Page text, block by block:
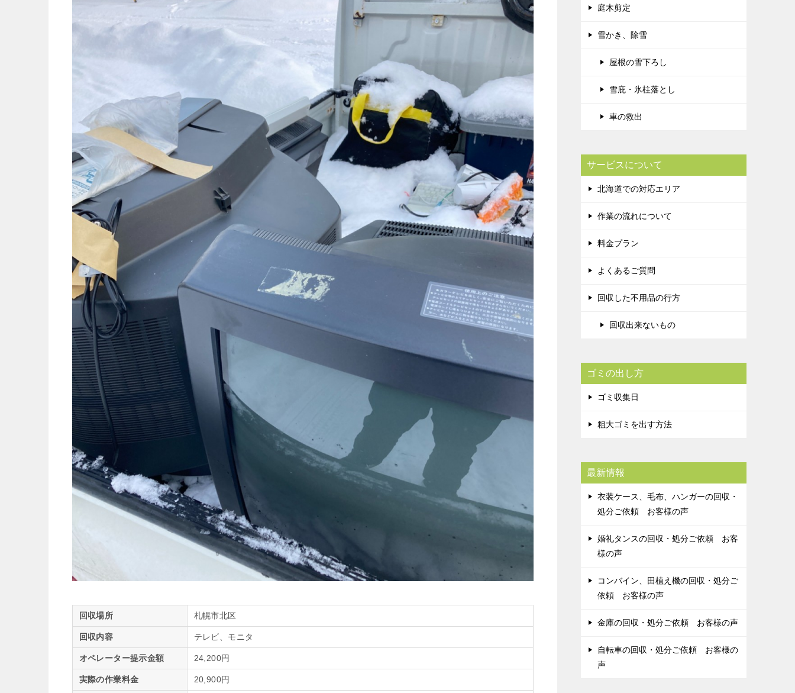
回収場所 札幌市北区
回収内容 テレビ、モニタ
オペレーター提示金額 24,200円
実際の作業料金 20,900円
庭木剪定
雪かき、除雪
屋根の雪下ろし
雪庇・氷柱落とし
車の救出
サービスについて
北海道での対応エリア
作業の流れについて
料金プラン
よくあるご質問
回収した不用品の行方
回収出来ないもの
ゴミの出し方
ゴミ収集日
粗大ゴミを出す方法
最新情報
衣装ケース、毛布、ハンガーの回収・
処分ご依頼 お客様の声
婚礼タンスの回収・処分ご依頼 お客
様の声
コンバイン、田植え機の回収・処分ご
依頼 お客様の声
金庫の回収・処分ご依頼 お客様の声
自転車の回収・処分ご依頼 お客様の
声